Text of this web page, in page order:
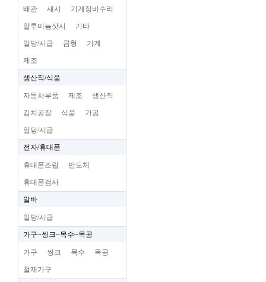
배관 새시 기계정비수리
알루미늄삿시 기타
일당/시급 금형 기계
제조
생산직/식품
자동차부품 제조 생산직
김치공장 식품 가공
일당/시급
전자/휴대폰
휴대폰조립 반도체
휴대폰검사
알바
일당/시급
가구~씽크~목수~목공
가구 씽크 목수 목공
철재가구